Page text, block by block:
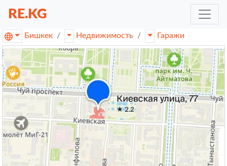
RE.KG
Бишкек Недвижимость Гаражи